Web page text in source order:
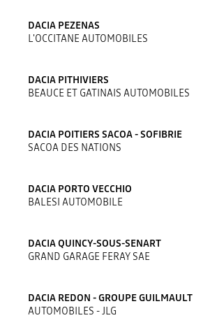
DACIA PEZENAS
L'OCCITANE AUTOMOBILES
DACIA PITHIVIERS
BEAUCE ET GATINAIS AUTOMOBILES
DACIA POITIERS SACOA - SOFIBRIE
SACOA DES NATIONS
DACIA PORTO VECCHIO
BALESI AUTOMOBILE
DACIA QUINCY-SOUS-SENART
GRAND GARAGE FERAY SAE
DACIA REDON - GROUPE GUILMAULT
AUTOMOBILES - JLG